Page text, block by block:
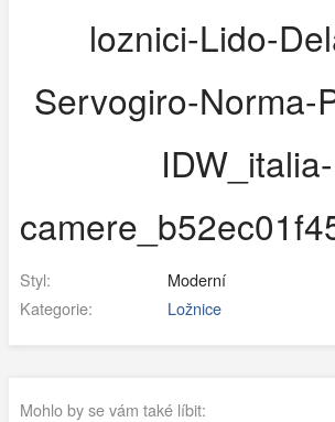
loznici-Lido-
Servogiro-Norma-
IDW_italia-
Styl:
Moderní
Kategorie:
Ložnice
Mohlo by se vám také líbit: